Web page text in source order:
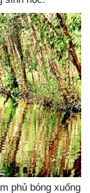
phủ bóng xuống